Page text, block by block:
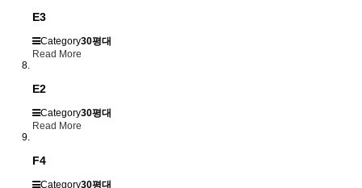
E3
Category30평대
Read More
E2
Category30평대
Read More
F4
Category30평대